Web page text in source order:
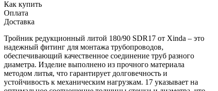
Как купить
Оплата
Доставка
Тройник редукционный литой 180/90 SDR17 от Xinda – это
надежный фитинг для монтажа трубопроводов,
обеспечивающий качественное соединение труб разного
диаметра. Изделие выполнено из прочного материала
методом литья, что гарантирует долговечность и
устойчивость к механическим нагрузкам. 17 указывает на